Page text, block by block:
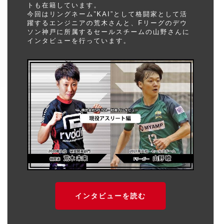
トも在籍しています。
今回はリングネーム”KAI”として格闘家として活
躍するエンジニアの荒木さんと、Fリーグのデウ
ソン神戸に所属するセールスチームの山野さんに
インタビューを行っています。
インタビューを読む